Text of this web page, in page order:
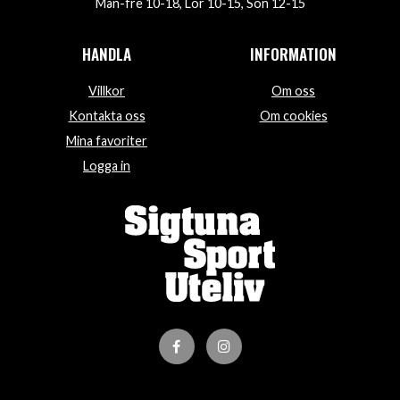
Mån-fre 10-18, Lör 10-15, Sön 12-15
HANDLA
Villkor
Kontakta oss
Mina favoriter
Logga in
INFORMATION
Om oss
Om cookies